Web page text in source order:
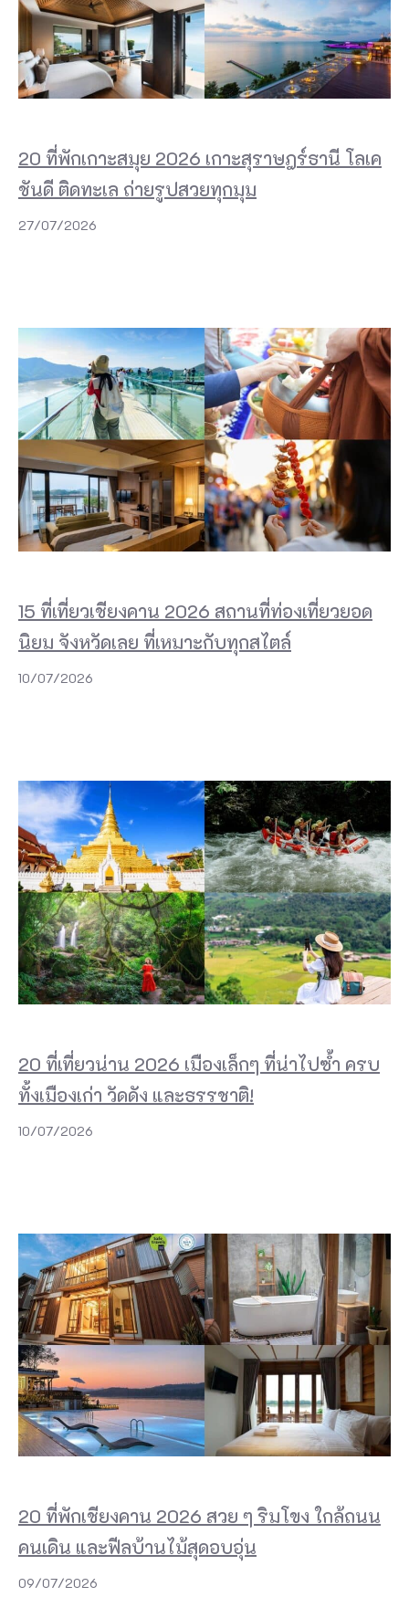
20 ที่พักเกาะสมุย 2026 เกาะสุราษฎร์ธานี โลเค
ชันดี ติดทะเล ถ่ายรูปสวยทุกมุม
27/07/2026
15 ที่เที่ยวเชียงคาน 2026 สถานที่ท่องเที่ยวยอด
นิยม จังหวัดเลย ที่เหมาะกับทุกสไตล์
10/07/2026
20 ที่เที่ยวน่าน 2026 เมืองเล็กๆ ที่น่าไปซ้ำ ครบ
ทั้งเมืองเก่า วัดดัง และธรรชาติ!
10/07/2026
20 ที่พักเชียงคาน 2026 สวย ๆ ริมโขง ใกล้ถนน
คนเดิน และฟีลบ้านไม้สุดอบอุ่น
09/07/2026